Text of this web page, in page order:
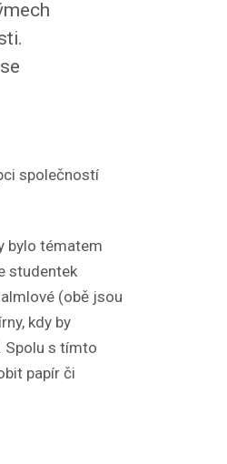
společností
bylo tématem
studentek
(obě jsou
kdy by
Spolu s tímto
papír či